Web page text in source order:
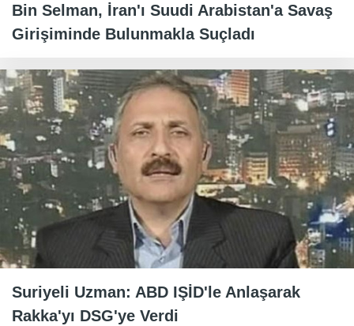
Bin Selman, İran'ı Suudi Arabistan'a Savaş
Girişiminde Bulunmakla Suçladı
Suriyeli Uzman: ABD IŞİD'le Anlaşarak
Rakka'yı DSG'ye Verdi